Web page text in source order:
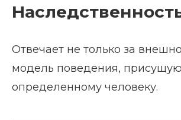
Отвечает не только за
модель поведения, присущую
определенному человеку.